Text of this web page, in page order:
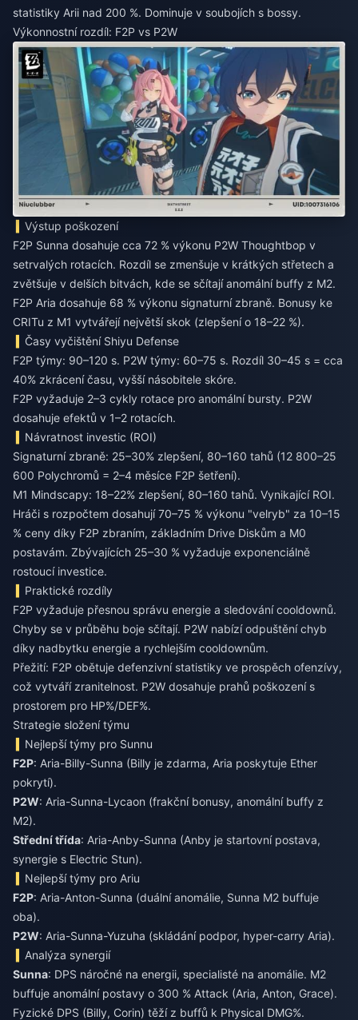
statistiky Arii nad 200 %. Dominuje v soubojích s bossy.
Výkonnostní rozdíl: F2P vs P2W
Výstup poškození
F2P Sunna dosahuje cca 72 % výkonu P2W Thoughtbop v
setrvalých rotacích. Rozdíl se zmenšuje v krátkých střetech a
zvětšuje v delších bitvách, kde se sčítají anomální buffy z M2.
F2P Aria dosahuje 68 % výkonu signaturní zbraně. Bonusy ke
CRITu z M1 vytvářejí největší skok (zlepšení o 18–22 %).
Časy vyčištění Shiyu Defense
F2P týmy: 90–120 s. P2W týmy: 60–75 s. Rozdíl 30–45 s = cca
40% zkrácení času, vyšší násobitele skóre.
F2P vyžaduje 2–3 cykly rotace pro anomální bursty. P2W
dosahuje efektů v 1–2 rotacích.
Návratnost investic (ROI)
Signaturní zbraně: 25–30% zlepšení, 80–160 tahů (12 800–25
600 Polychromů = 2–4 měsíce F2P šetření).
M1 Mindscapy: 18–22% zlepšení, 80–160 tahů. Vynikající ROI.
Hráči s rozpočtem dosahují 70–75 % výkonu "velryb" za 10–15
% ceny díky F2P zbraním, základním Drive Diskům a M0
postavám. Zbývajících 25–30 % vyžaduje exponenciálně
rostoucí investice.
Praktické rozdíly
F2P vyžaduje přesnou správu energie a sledování cooldownů.
Chyby se v průběhu boje sčítají. P2W nabízí odpuštění chyb
díky nadbytku energie a rychlejším cooldownům.
Přežití: F2P obětuje defenzivní statistiky ve prospěch ofenzívy,
což vytváří zranitelnost. P2W dosahuje prahů poškození s
prostorem pro HP%/DEF%.
Strategie složení týmu
Nejlepší týmy pro Sunnu
F2P: Aria-Billy-Sunna (Billy je zdarma, Aria poskytuje Ether
pokrytí).
P2W: Aria-Sunna-Lycaon (frakční bonusy, anomální buffy z
M2).
Střední třída: Aria-Anby-Sunna (Anby je startovní postava,
synergie s Electric Stun).
Nejlepší týmy pro Ariu
F2P: Aria-Anton-Sunna (duální anomálie, Sunna M2 buffuje
oba).
P2W: Aria-Sunna-Yuzuha (skládání podpor, hyper-carry Aria).
Analýza synergií
Sunna: DPS náročné na energii, specialisté na anomálie. M2
buffuje anomální postavy o 300 % Attack (Aria, Anton, Grace).
Fyzické DPS (Billy, Corin) těží z buffů k Physical DMG%.